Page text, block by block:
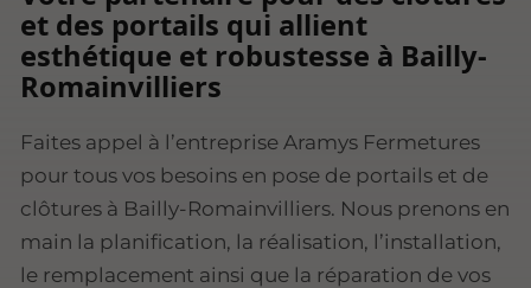
et des portails qui allient
esthétique et robustesse à Bailly-
Romainvilliers
Faites appel à l’entreprise Aramys Fermetures
pour tous vos besoins en pose de portails et de
clôtures à Bailly-Romainvilliers. Nous prenons en
main la planification, la réalisation, l’installation,
le remplacement ainsi que la réparation de vos